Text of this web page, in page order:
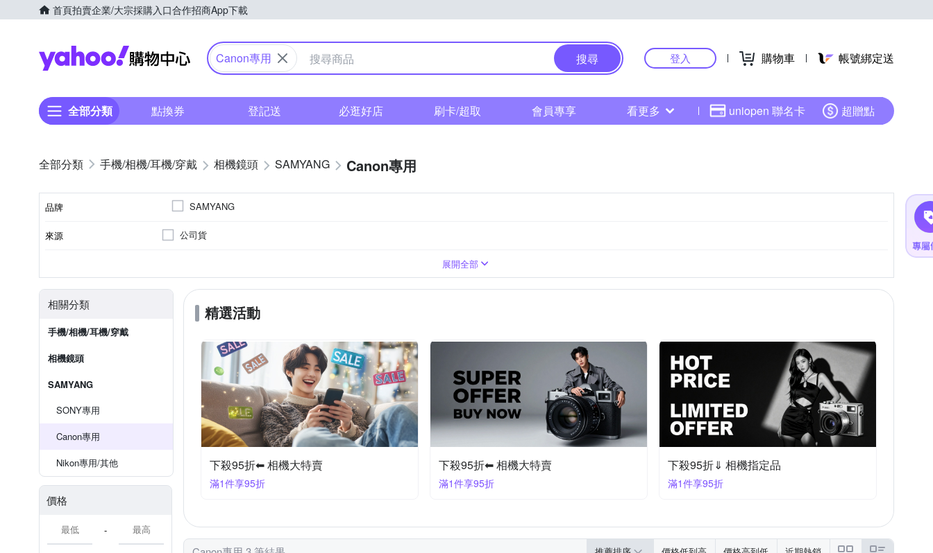
首頁拍賣企業/大宗採購入口合作招商App下載
Yahoo購物中心
Canon專用 搜尋 登入 購物車 帳號綁定送
全部分類 點換券 登記送 必逛好店 刷卡/超取 會員專享 看更多 uniopen 聯名卡 超贈點
手機/相機/耳機/穿戴 相機鏡頭 SAMYANG Canon專用
品牌 SAMYANG
來源 公司貨
展開全部
相關分類
手機/相機/耳機/穿戴
相機鏡頭
SAMYANG
SONY專用
Canon專用
Nikon專用/其他
價格
-
精選活動
下殺95折⬅︎ 相機大特賣
滿1件享95折
下殺95折⬅︎ 相機大特賣
滿1件享95折
下殺95折⇓ 相機指定品
滿1件享95折